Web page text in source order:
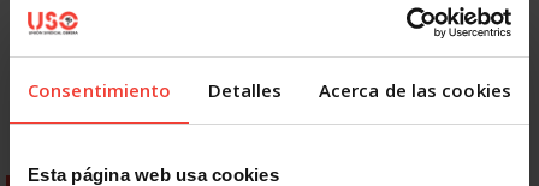
Consentimiento Detalles Acerca de las cookies
Esta página web usa cookies